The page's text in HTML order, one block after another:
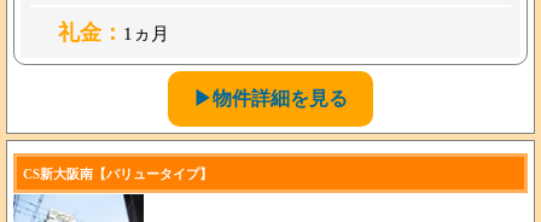
礼金： 1ヵ月
▶物件詳細を見る
CS新大阪南【バリュータイプ】